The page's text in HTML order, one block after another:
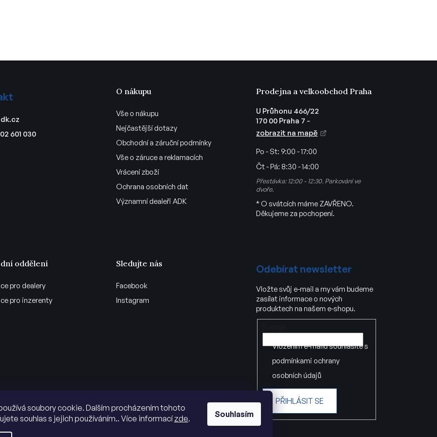
soubory cookie. Dalším procházením tohoto
souhlas s jejich používáním.. Více informacízde. Souhlasím
601 030
O nákupu
Vše o nákupu
Nejčastější dotazy
Obchodní a záruční podmínky
Vše o záruce a reklamacích
Vrácení zboží
Ochrana osobních dat
Významní dealeři ADK
Prodejna a velkoobchod Praha
U Průhonu 466/22
170 00 Praha 7 -
zobrazit na mapě
Po - St: 9:00 - 17:00
Čt - Pá: 8:30 - 14:00
Přestávka: 12:00 - 12:30. Parkování ve
dvoře.
* O svátcích máme ZAVŘENO.
Děkujeme za pochopení.
oddělení
pro dealery
pro inzerenty
Sledujte nás
Facebook
Instagram
Odebírat newsletter
Vložte svůj e-mail a my vám budeme
zasílat informace o nových
produktech na našem e-shopu.
Vložením e-mailu souhlasíte s
podmínkami ochrany
osobních údajů
PŘIHLÁSIT SE